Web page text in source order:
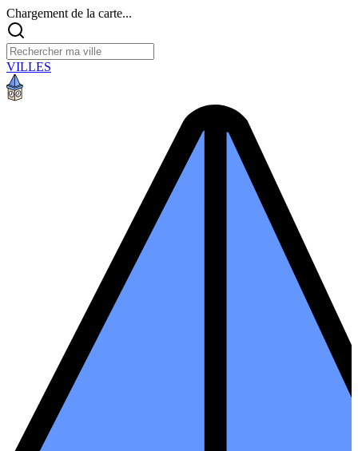
Chargement de la carte...
VILLES